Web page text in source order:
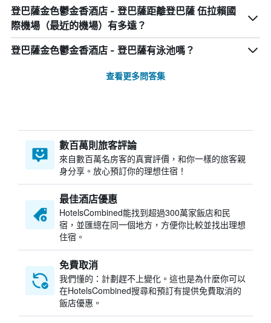
登巴薩金色鬱金香酒店 - 登巴薩距離登巴薩 伍拉賴國
際機場（最近的機場）有多遠？
登巴薩金色鬱金香酒店 - 登巴薩有泳池嗎？
查看更多問答集
數百萬則旅客評論
來自數百萬名房客的真實評價，和你一樣的旅客親
身分享。放心預訂你的理想住宿！
最佳酒店優惠
HotelsCombined​能找到超過300萬家飯店和民
宿，並匯總在同一個地方，方便你比較並找出理想
住宿。
免費取消
我們懂的：計劃趕不上變化。這也是為什麼你可以
在HotelsCombined搜尋和預訂有提供免費取消的
飯店優惠。